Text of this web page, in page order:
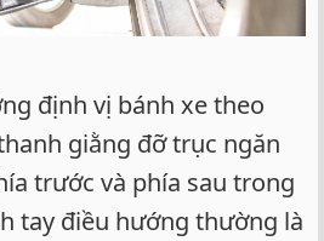
định vị bánh xe theo
giằng đỡ trục ngăn
trước và phía sau trong
tay điều hướng thường là